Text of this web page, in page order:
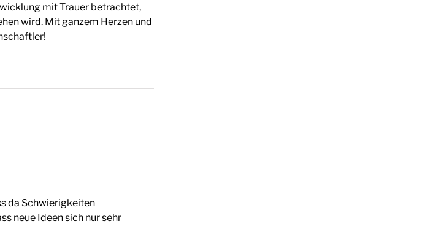
mit Trauer betrachtet,
wird. Mit ganzem Herzen und
da Schwierigkeiten
neue Ideen sich nur sehr